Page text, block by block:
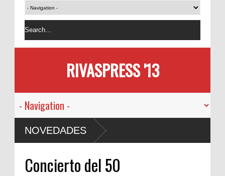
RIVASPRESS '13
NOVEDADES
Concierto del 50